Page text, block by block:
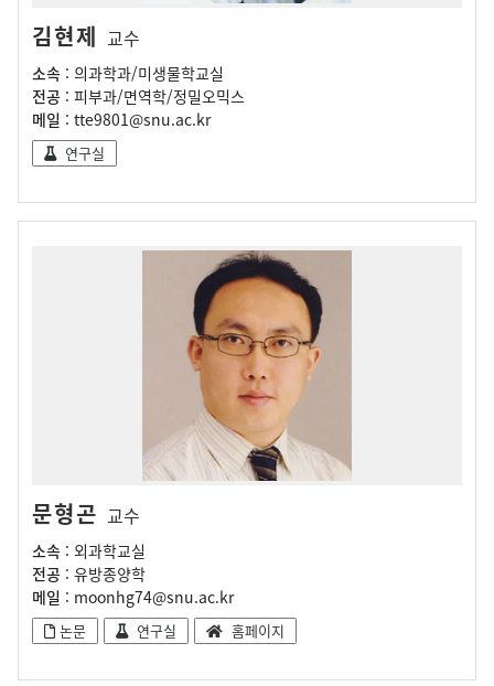
김현제 교수
소속 : 의과학과/미생물학교실
전공 : 피부과/면역학/정밀오믹스
메일 : tte9801@snu.ac.kr
연구실
문형곤 교수
소속 : 외과학교실
전공 : 유방종양학
메일 : moonhg74@snu.ac.kr
논문 연구실 홈페이지